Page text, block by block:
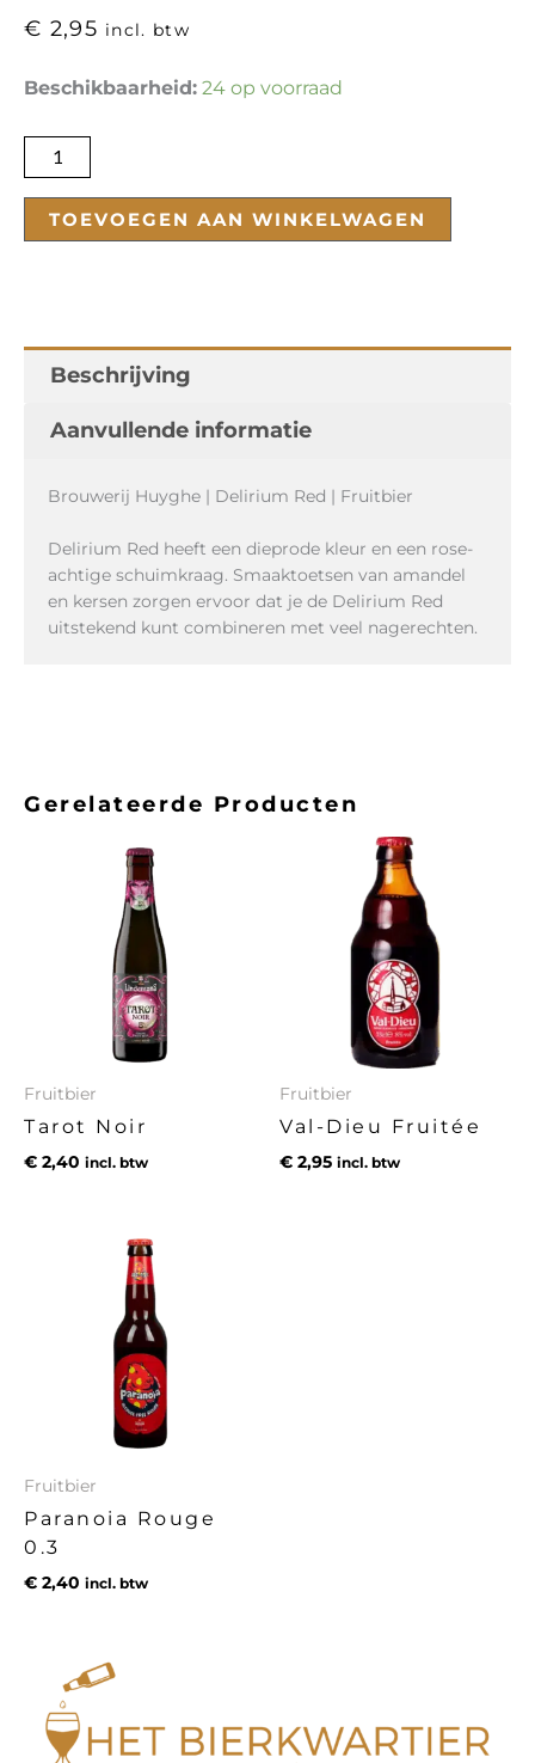
€ 2,95 incl. btw
Beschikbaarheid: 24 op voorraad
Delirium
aantal
TOEVOEGEN AAN WINKELWAGEN
Gerelateerde Producten
Fruitbier
Tarot Noir
€ 2,40 incl. btw
Fruitbier
Val-Dieu Fruitée
€ 2,95 incl. btw
Fruitbier
Paranoia Rouge
0.3
€ 2,40 incl. btw
Beschrijving
Aanvullende informatie
Brouwerij Huyghe | Delirium Red | Fruitbier
Delirium Red heeft een dieprode kleur en een rose-
achtige schuimkraag. Smaaktoetsen van amandel
en kersen zorgen ervoor dat je de Delirium Red
uitstekend kunt combineren met veel nagerechten.